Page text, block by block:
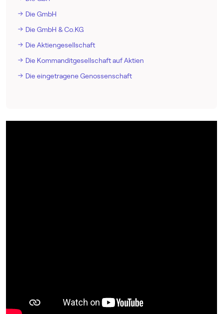
Die GmbH
Die GmbH & Co.KG
Die Aktiengesellschaft
Die Kommanditgesellschaft auf Aktien
Die eingetragene Genossenschaft